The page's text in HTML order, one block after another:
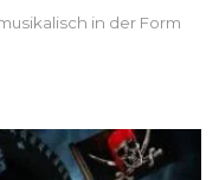
in der Form